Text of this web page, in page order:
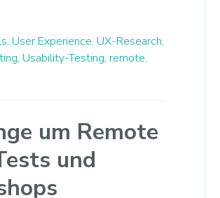
User Experience, UX-Research,
Usability-Testing, remote,
um Remote
und